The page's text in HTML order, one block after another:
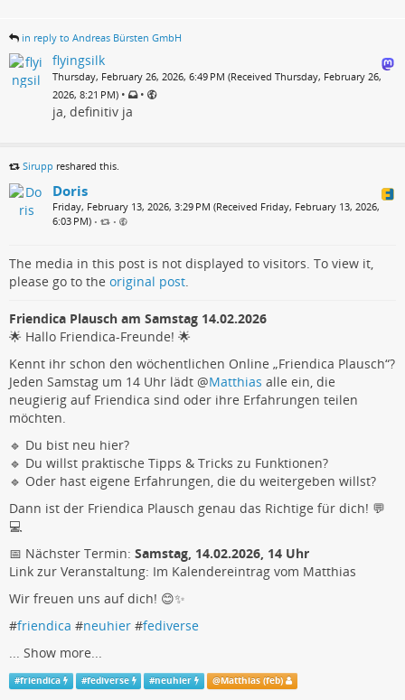
in reply to Andreas Bürsten GmbH
flyingsilk
Thursday, February 26, 2026, 6:49 PM (Received Thursday, February 26,
2026, 8:21 PM) • •
ja, definitiv ja
Sirupp reshared this.
Doris
Friday, February 13, 2026, 3:29 PM (Received Friday, February 13, 2026,
6:03 PM) • •
The media in this post is not displayed to visitors. To view it,
please go to the original post.
Friendica Plausch am Samstag 14.02.2026
🌟 Hallo Friendica-Freunde! 🌟
Kennt ihr schon den wöchentlichen Online „Friendica Plausch“?
Jeden Samstag um 14 Uhr lädt @Matthias alle ein, die
neugierig auf Friendica sind oder ihre Erfahrungen teilen
möchten.
🔹 Du bist neu hier?
🔹 Du willst praktische Tipps & Tricks zu Funktionen?
🔹 Oder hast eigene Erfahrungen, die du weitergeben willst?
Dann ist der Friendica Plausch genau das Richtige für dich! 💬
💻
📅 Nächster Termin: Samstag, 14.02.2026, 14 Uhr
Link zur Veranstaltung: Im Kalendereintrag vom Matthias
Wir freuen uns auf dich! 😊✨
#friendica #neuhier #fediverse
... Show more...
#friendica #fediverse #neuhier @Matthias (feb)